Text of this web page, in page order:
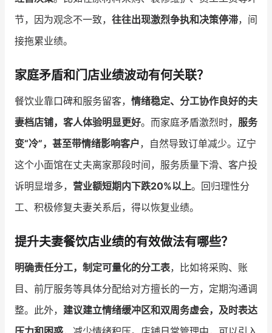
节，因为观念不一致， 往往出现激烈争执和决策停滞，间
接拖累业绩。
家庭矛盾和门店业绩波动有何关联？
餐饮业靠口碑和服务留客， 情绪稳定、分工协作良好的夫
妻档店铺，客人体验明显更好。而家庭矛盾激烈时， 服务
变“冷”，甚至带情绪影响客户，自然导致订单减少。辽宁
这个小面馆在丈夫离家那段时间，服务质量下滑、客户投
诉明显增多， 营业额短期内下跌20%以上。回归理性分
工、积极修复夫妻关系后，得以恢复业绩。
提升夫妻餐饮店业绩的有效做法有哪些？
明确责任分工，制定可量化的分工表，比如将采购、账
目、前厅服务等具体分配给对方擅长的一方，定期沟通调
整。此外， 建议建立情绪缓冲区和双周务虚会，及时表达